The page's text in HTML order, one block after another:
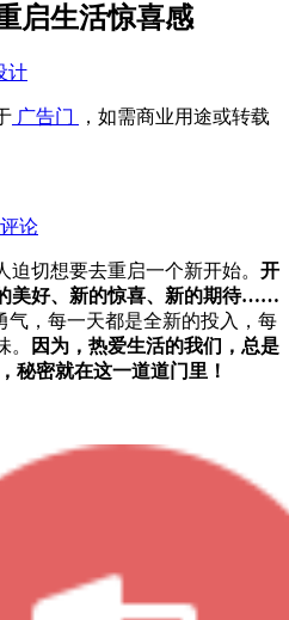
启生活惊喜感
计
广告门
，如需商业用途或转载
论
迫切想要去重启一个新开始。 开
美好、新的惊喜、新的期待……
气，每一天都是全新的投入，每
因为，热爱生活的我们， 总是
秘密就在这一道道门里！